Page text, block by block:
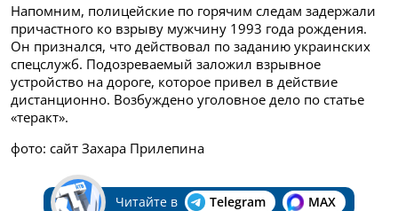
Напомним, полицейские по горячим следам задержали
причастного ко взрыву мужчину 1993 года рождения.
Он признался, что действовал по заданию украинских
спецслужб. Подозреваемый заложил взрывное
устройство на дороге, которое привел в действие
дистанционно. Возбуждено уголовное дело по статье
«теракт».
фото: сайт Захара Прилепина
Читайте в Telegram MAX